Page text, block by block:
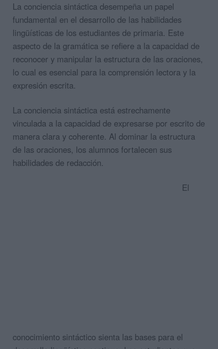
La conciencia sintáctica desempeña un papel
fundamental en el desarrollo de las habilidades
lingüísticas de los estudiantes de primaria. Este
aspecto de la gramática se refiere a la capacidad de
reconocer y manipular la estructura de las oraciones,
lo cual es esencial para la comprensión lectora y la
expresión escrita.
La conciencia sintáctica está estrechamente
vinculada a la capacidad de expresarse por escrito de
manera clara y coherente. Al dominar la estructura
de las oraciones, los alumnos fortalecen sus
habilidades de redacción.
El
conocimiento sintáctico sienta las bases para el